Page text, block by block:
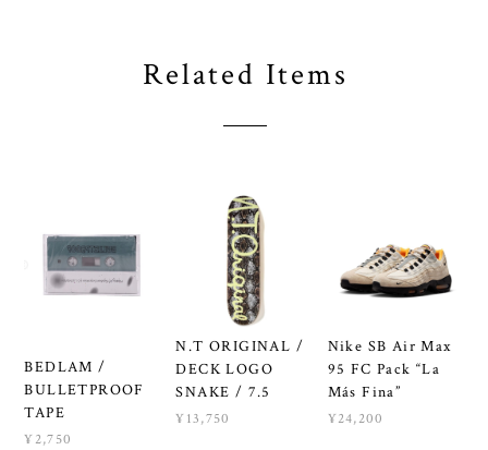
Related Items
BEDLAM /
BULLETPROOF
TAPE
¥2,750
N.T ORIGINAL /
DECK LOGO
SNAKE / 7.5
¥13,750
Nike SB Air Max
95 FC Pack “La
Más Fina”
¥24,200